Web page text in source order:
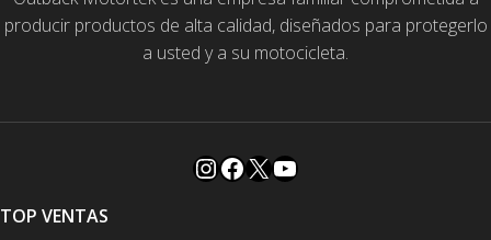
producir productos de alta calidad, diseñados para protegerlo
a usted y a su motocicleta.
TOP VENTAS